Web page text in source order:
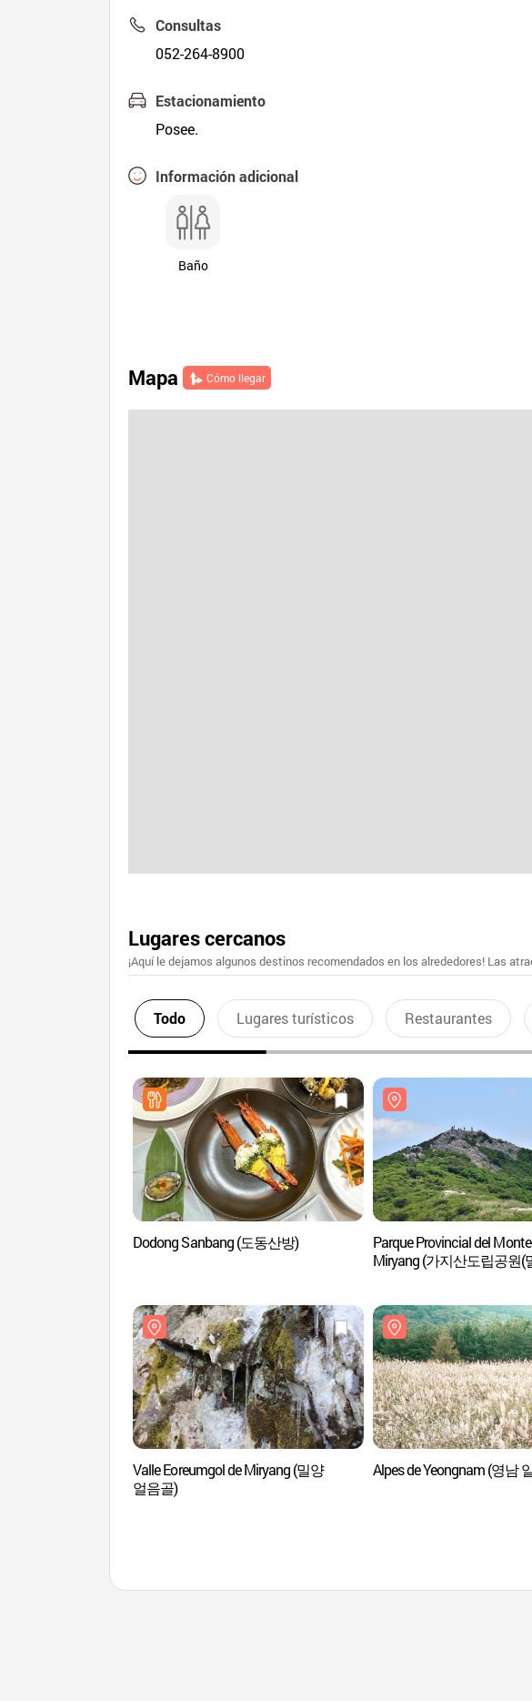
Consultas
052-264-8900
Estacionamiento
Posee.
Información adicional
Baño
Mapa Cómo llegar
Lugares cercanos
¡Aquí le dejamos algunos destinos recomendados en los alrededores! Las
Todo Lugares turísticos Restaurantes
Dodong Sanbang (도동산방)
Parque Provincial del
Miryang (가지산도립공원(
Valle Eoreumgol de Miryang (밀양
얼음골)
Alpes de Yeongnam (영남